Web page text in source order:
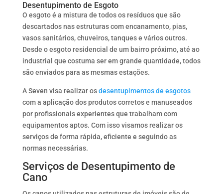
Desentupimento de Esgoto
O esgoto é a mistura de todos os resíduos que são
descartados nas estruturas com encanamento, pias,
vasos sanitários, chuveiros, tanques e vários outros.
Desde o esgoto residencial de um bairro próximo, até ao
industrial que costuma ser em grande quantidade, todos
são enviados para as mesmas estações.
A Seven visa realizar osdesentupimentos de esgotos
com a aplicação dos produtos corretos e manuseados
por profissionais experientes que trabalham com
equipamentos aptos. Com isso visamos realizar os
serviços de forma rápida, eficiente e seguindo as
normas necessárias.
Serviços de Desentupimento de
Cano